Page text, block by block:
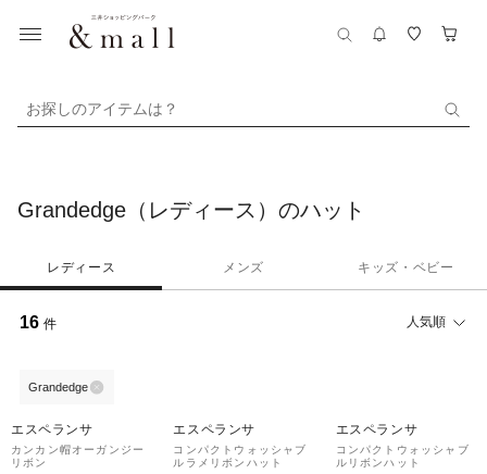
お探しのアイテムは？
Grandedge（レディース）のハット
レディース メンズ キッズ・ベビー
16 件 人気順
Grandedge
エスペランサ
カンカン帽オーガンジー
リボン
エスペランサ
コンパクトウォッシャブ
ルラメリボンハット
エスペランサ
コンパクトウォッシャブ
ルリボンハット